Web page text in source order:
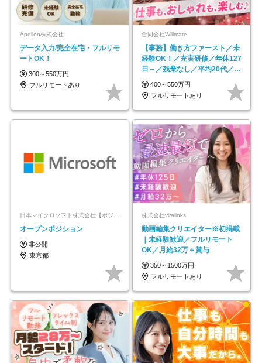
Apollon株式会社
データ入力/完全在宅・フルリモ
ートOK！
300～550万円
フルリモートあり
合同会社Willmate
【事務】働き方ファースト／未
経験OK！／充実研修／年休127
日～／残業なし／平均20代／リ
モートOK
400～550万円
フルリモートあり
オープンポジション
非公開
東京都
株式会社viralinks
動画編集クリエイター※初掲載
｜未経験歓迎／フルリモート
OK／月給32万＋賞与
350～1500万円
フルリモートあり